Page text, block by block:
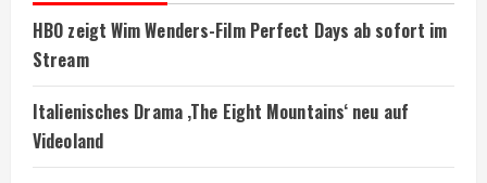
HBO zeigt Wim Wenders-Film Perfect Days ab sofort im
Stream
Italienisches Drama ‚The Eight Mountains‘ neu auf
Videoland